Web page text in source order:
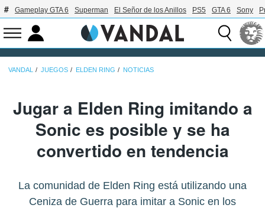
Gameplay GTA 6 Superman El Señor de los Anillos PS5 GTA 6 Sony
VANDAL JUEGOS ELDEN RING NOTICIAS
Jugar a Elden Ring imitando a
Sonic es posible y se ha
convertido en tendencia
La comunidad de Elden Ring está utilizando una
Ceniza de Guerra para imitar a Sonic en los